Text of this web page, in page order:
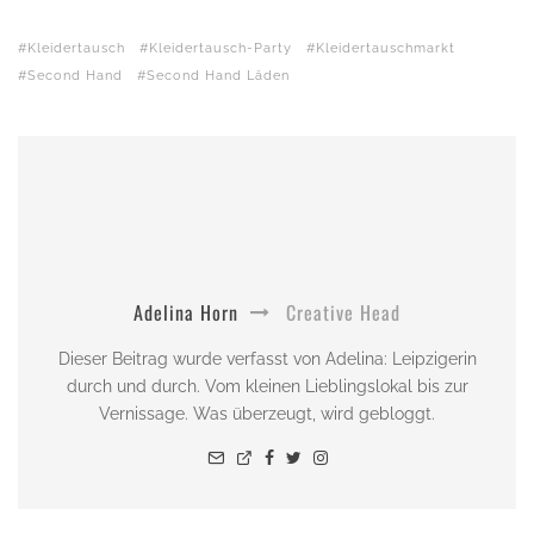
Kleidertausch Kleidertausch-Party
Kleidertauschmarkt
Second Hand
Second Hand Läden
Adelina Horn Creative Head
Dieser Beitrag wurde verfasst von Adelina: Leipzigerin
durch und durch. Vom kleinen Lieblingslokal bis zur
Vernissage. Was überzeugt, wird gebloggt.